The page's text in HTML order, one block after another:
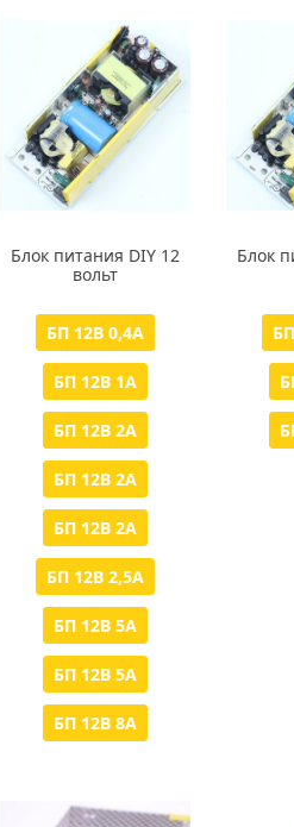
Блок питания DIY 12
вольт
БП 12В 0,4А
БП 12В 1А
БП 12В 2А
БП 12В 2А
БП 12В 2А
БП 12В 2,5А
БП 12В 5А
БП 12В 5А
БП 12В 8А
Блок